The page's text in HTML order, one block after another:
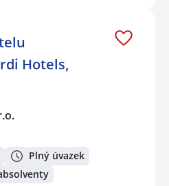
Hotels,
Plný úvazek